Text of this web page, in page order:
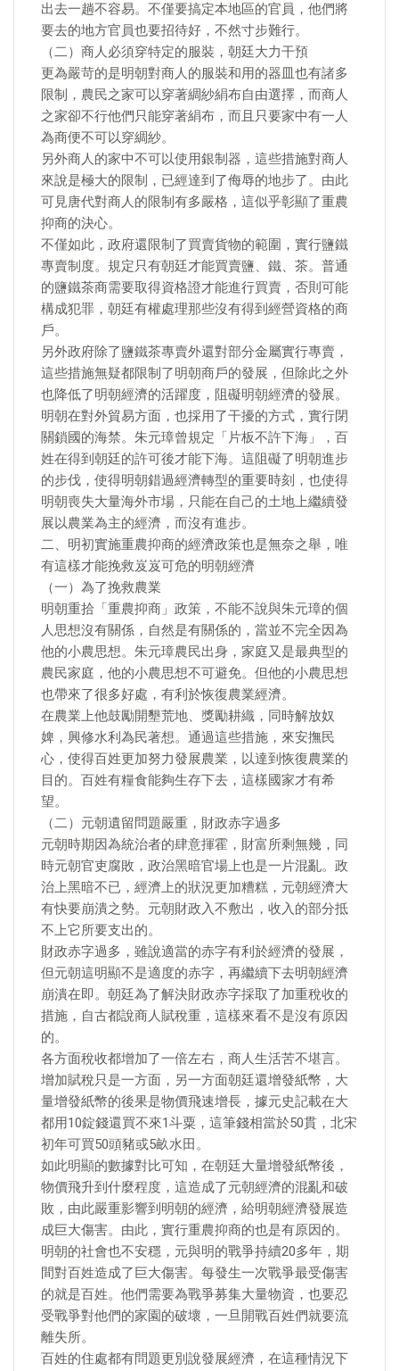
出去一趟不容易。不僅要搞定本地區的官員，他們將
要去的地方官員也要招待好，不然寸步難行。
（二）商人必須穿特定的服裝，朝廷大力干預
更為嚴苛的是明朝對商人的服裝和用的器皿也有諸多
限制，農民之家可以穿著綢紗絹布自由選擇，而商人
之家卻不行他們只能穿著絹布，而且只要家中有一人
為商便不可以穿綢紗。
另外商人的家中不可以使用銀制器，這些措施對商人
來說是極大的限制，已經達到了侮辱的地步了。由此
可見唐代對商人的限制有多嚴格，這似乎彰顯了重農
抑商的決心。
不僅如此，政府還限制了買賣貨物的範圍，實行鹽鐵
專賣制度。規定只有朝廷才能買賣鹽、鐵、茶。普通
的鹽鐵茶商需要取得資格證才能進行買賣，否則可能
構成犯罪，朝廷有權處理那些沒有得到經營資格的商
戶。
另外政府除了鹽鐵茶專賣外還對部分金屬實行專賣，
這些措施無疑都限制了明朝商戶的發展，但除此之外
也降低了明朝經濟的活躍度，阻礙明朝經濟的發展。
明朝在對外貿易方面，也採用了干擾的方式，實行閉
關鎖國的海禁。朱元璋曾規定「片板不許下海」，百
姓在得到朝廷的許可後才能下海。這阻礙了明朝進步
的步伐，使得明朝錯過經濟轉型的重要時刻，也使得
明朝喪失大量海外市場，只能在自己的土地上繼續發
展以農業為主的經濟，而沒有進步。
二、明初實施重農抑商的經濟政策也是無奈之舉，唯
有這樣才能挽救岌岌可危的明朝經濟
（一）為了挽救農業
明朝重拾「重農抑商」政策，不能不說與朱元璋的個
人思想沒有關係，自然是有關係的，當並不完全因為
他的小農思想。朱元璋農民出身，家庭又是最典型的
農民家庭，他的小農思想不可避免。但他的小農思想
也帶來了很多好處，有利於恢復農業經濟。
在農業上他鼓勵開墾荒地、獎勵耕織，同時解放奴
婢，興修水利為民著想。通過這些措施，來安撫民
心，使得百姓更加努力發展農業，以達到恢復農業的
目的。百姓有糧食能夠生存下去，這樣國家才有希
望。
（二）元朝遺留問題嚴重，財政赤字過多
元朝時期因為統治者的肆意揮霍，財富所剩無幾，同
時元朝官吏腐敗，政治黑暗官場上也是一片混亂。政
治上黑暗不已，經濟上的狀況更加糟糕，元朝經濟大
有快要崩潰之勢。元朝財政入不敷出，收入的部分抵
不上它所要支出的。
財政赤字過多，雖說適當的赤字有利於經濟的發展，
但元朝這明顯不是適度的赤字，再繼續下去明朝經濟
崩潰在即。朝廷為了解決財政赤字採取了加重稅收的
措施，自古都說商人賦稅重，這樣來看不是沒有原因
的。
各方面稅收都增加了一倍左右，商人生活苦不堪言。
增加賦稅只是一方面，另一方面朝廷還增發紙幣，大
量增發紙幣的後果是物價飛速增長，據元史記載在大
都用10錠錢還買不來1斗粟，這筆錢相當於50貫，北宋
初年可買50頭豬或5畝水田。
如此明顯的數據對比可知，在朝廷大量增發紙幣後，
物價飛升到什麼程度，這造成了元朝經濟的混亂和破
敗，由此嚴重影響到明朝的經濟，給明朝經濟發展造
成巨大傷害。由此，實行重農抑商的也是有原因的。
明朝的社會也不安穩，元與明的戰爭持續20多年，期
間對百姓造成了巨大傷害。每發生一次戰爭最受傷害
的就是百姓。他們需要為戰爭募集大量物資，也要忍
受戰爭對他們的家園的破壞，一旦開戰百姓們就要流
離失所。
百姓的住處都有問題更別說發展經濟，在這種情況下